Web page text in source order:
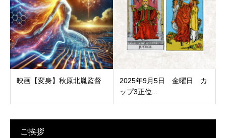
映画【変身】秋原北胤監督
2025年9月5日 金曜日 カ
ップ3正位...
ご挨拶